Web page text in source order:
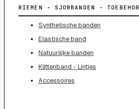
RIEMEN - SJORBANDEN -
Synthetische banden
Elastische band
Natuurlijke banden
Klittenband - Lintjes
Accessoires